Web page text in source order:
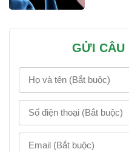
GỬI CÂU